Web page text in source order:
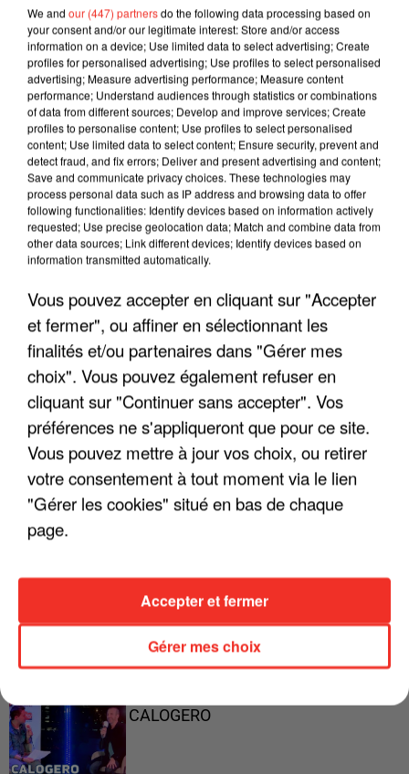
LES INTERVIEWS CHANTE
"JE SUIS À DISPOSITION DES
ENFOIRÉS"
"ON A TOUS LE TRAC"
"ON N'EST PAS DES PARENTS
PARFAITS"
CALOGERO
We and our (447) partnersdo the following data processing based on
your consent and/or our legitimate interest: Store and/or access
information on a device; Use limited data to select advertising; Create
profiles for personalised advertising; Use profiles to select personalised
advertising; Measure advertising performance; Measure content
performance; Understand audiences through statistics or combinations
of data from different sources; Develop and improve services; Create
profiles to personalise content; Use profiles to select personalised
content; Use limited data to select content; Ensure security, prevent and
detect fraud, and fix errors; Deliver and present advertising and content;
Save and communicate privacy choices. These technologies may
process personal data such as IP address and browsing data to offer
following functionalities: Identify devices based on information actively
requested; Use precise geolocation data; Match and combine data from
other data sources; Link different devices; Identify devices based on
information transmitted automatically.
Vous pouvez accepter en cliquant sur "Accepter
et fermer", ou affiner en sélectionnant les
finalités et/ou partenaires dans "Gérer mes
choix". Vous pouvez également refuser en
cliquant sur "Continuer sans accepter". Vos
préférences ne s'appliqueront que pour ce site.
Vous pouvez mettre à jour vos choix, ou retirer
votre consentement à tout moment via le lien
"Gérer les cookies" situé en bas de chaque
page.
Gérer mes choix
Accepter et fermer